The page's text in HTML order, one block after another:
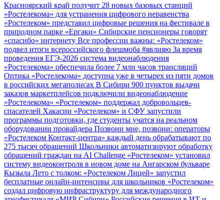
Красноярский край получит 28 новых базовых станций
«Ростелекома» для устранения цифрового неравенства
«Ростелеком» представил цифровые решения на фестивале в
природном парке «Ергаки» Сибирские пенсионеры говорят
«спасибо» интернету Все профессии важны: «Ростелеком»
подвел итоги всероссийского флешмоба #явлияю За время
проведения ЕГЭ-2026 система видеонаблюдения
«Ростелекома» обеспечила более 7 млн часов трансляций
Оптика «Ростелекома» доступна уже в четырех из пяти домов
в российских мегаполисах В Сибири 900 пунктов выдачи
заказов маркетплейсов подключили видеонаблюдение
«Ростелекома» «Ростелеком» поддержал добровольцев-
спасателей Хакасии «Ростелеком» и СФУ запустили
программы подготовки, где студенты учатся на реальном
оборудовании провайдера Позвони мне, позвони: операторы
«Ростелеком Контакт-центра» каждый день обрабатывают по
275 тысяч обращений Школьники автоматизируют обработку
обращений граждан на AI Challenge «Ростелеком» установил
систему видеоконтроля в новом доме на Ангарском бульваре
Кызыла Лето с толком: «Ростелеком Лицей» запустил
бесплатные онлайн-интенсивы для школьников «Ростелеком»
создал цифровую инфраструктуру для международного